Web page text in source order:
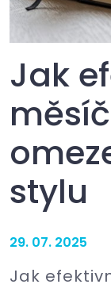
Jak
stylu
29. 07. 2025
Jak